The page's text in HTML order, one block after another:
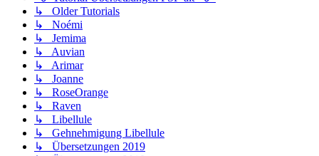
↳ Older Tutorials
↳ Noémi
↳ Jemima
↳ Auvian
↳ Arimar
↳ Joanne
↳ RoseOrange
↳ Raven
↳ Libellule
↳ Gehnehmigung Libellule
↳ Übersetzungen 2019